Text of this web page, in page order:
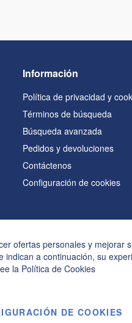
Información
Política de privacidad y
Términos de búsqueda
Búsqueda avanzada
Pedidos y devoluciones
Contáctenos
Configuración de cookies
ofertas personales y mejorar
indican a continuación, su
la Política de Cookies
DE COOKIES